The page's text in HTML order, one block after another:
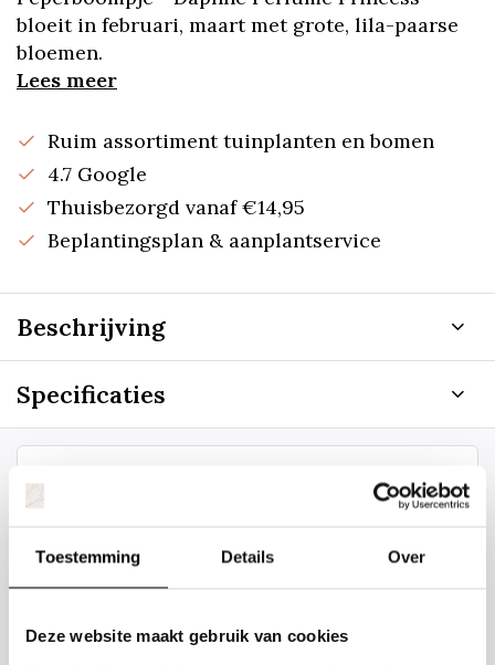
Toestemming Details Over
Deze website maakt gebruik van cookies
bloeit in februari, maart met grote, lila-paarse
bloemen.
Lees meer
Ruim assortiment tuinplanten en bomen
4.7 Google
Thuisbezorgd vanaf €14,95
Beplantingsplan & aanplantservice
Beschrijving
Specificaties
Staat uw plantsoort of maat er niet
tussen? Laat het ons weten, dan
gaan we voor u kijken. Stuur ons
de plantnaam, hoogte, stamdikte en
boom er ongeveer eruit ziet? We